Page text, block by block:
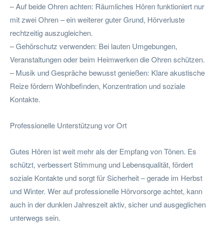
– Auf beide Ohren achten: Räumliches Hören funktioniert nur
mit zwei Ohren – ein weiterer guter Grund, Hörverluste
rechtzeitig auszugleichen.
– Gehörschutz verwenden: Bei lauten Umgebungen,
Veranstaltungen oder beim Heimwerken die Ohren schützen.
– Musik und Gespräche bewusst genießen: Klare akustische
Reize fördern Wohlbefinden, Konzentration und soziale
Kontakte.
Professionelle Unterstützung vor Ort
Gutes Hören ist weit mehr als der Empfang von Tönen. Es
schützt, verbessert Stimmung und Lebensqualität, fördert
soziale Kontakte und sorgt für Sicherheit – gerade im Herbst
und Winter. Wer auf professionelle Hörvorsorge achtet, kann
auch in der dunklen Jahreszeit aktiv, sicher und ausgeglichen
unterwegs sein.